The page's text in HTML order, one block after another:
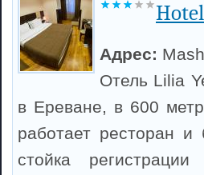
Адрес:
Отель Lilia
в Ереване, в 600
работает ресторан и
стойка